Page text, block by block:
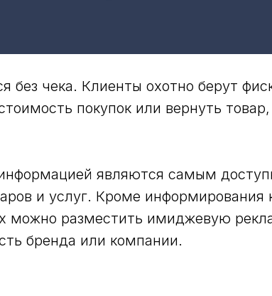
без чека. Клиенты охотно берут
покупок или вернуть
являются самым
и услуг. Кроме информирования
можно разместить имиджевую
бренда или компании.